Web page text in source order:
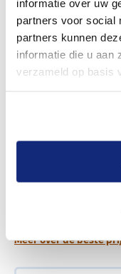
informatie over uw
partners voor social
partners kunnen
informatie die u aan
verzameld op basis
Meer over de beste